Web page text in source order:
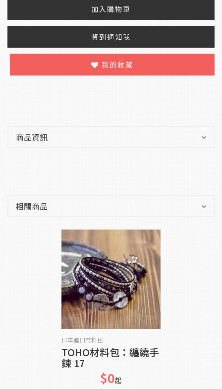
加入購物車
貨到通知我
我的收藏
商品資訊
相關商品
貨到通知我
日本進口材料包
TOHO材料包：纏繞手
鍊 17
$0起